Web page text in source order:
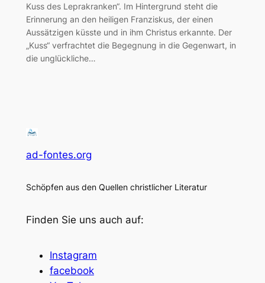
Kuss des Leprakranken“. Im Hintergrund steht die
Erinnerung an den heiligen Franziskus, der einen
Aussätzigen küsste und in ihm Christus erkannte. Der
„Kuss“ verfrachtet die Begegnung in die Gegenwart, in
die unglückliche…
ad-fontes.org
Schöpfen aus den Quellen christlicher Literatur
Finden Sie uns auch auf:
Instagram
facebook